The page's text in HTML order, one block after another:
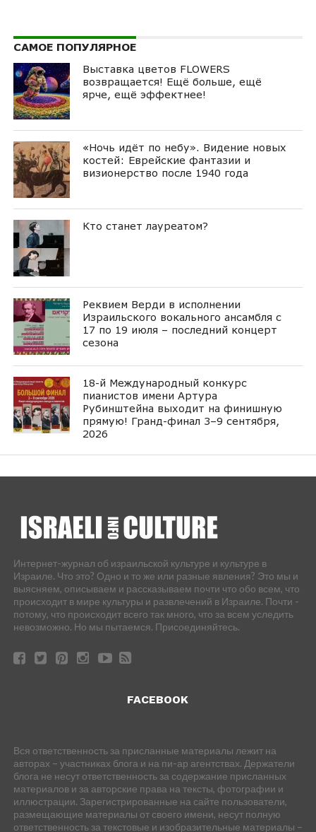
САМОЕ ПОПУЛЯРНОЕ
Выставка цветов FLOWERS
возвращается! Ещё больше, ещё
ярче, ещё эффектнее!
«Ночь идёт по небу». Видение новых
костей: Еврейские фантазии и
визионерство после 1940 года
Кто станет лауреатом?
Реквием Верди в исполнении
Израильского вокального ансамбля с
17 по 19 июля – последний концерт
сезона
18-й Международный конкурс
пианистов имени Артура
Рубинштейна выходит на финишную
прямую! Гранд-финал 3–9 сентября,
2026
Интернет-журнал об израильской культуре и культуре в
Израиле. Что это? Одно и то же или разные явления? Это мы и
выясняем, описываем и рассказываем почти что обо всем, что
происходит в мире культуры и развлечений в Израиле. Почти -
потому, что происходит всего так много, что за всем уследить
невозможно. Но мы пытаемся. Присоединяйтесь.
FACEBOOK
Вся ответственность за присланные материалы лежит на
авторах – участниках блога и на пи-ар агентствах. Держатели
блога не несут ответственность за содержание присланных
материалов и за авторские права на тексты, фотографии и
иллюстрации. Зарегистрированные на сайте пользователи,
размещающие материалы от своего имени, несут полную
ответственность за текстовые и изобразительные материалы –